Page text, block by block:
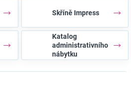
Skříně Impress
Katalog
administrativního
nábytku